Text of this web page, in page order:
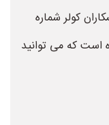
کولر شماره
است که می توانید